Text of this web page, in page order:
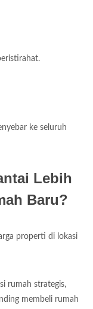
ke seluruh
Lebih
Baru?
properti di lokasi
rumah strategis,
membeli rumah